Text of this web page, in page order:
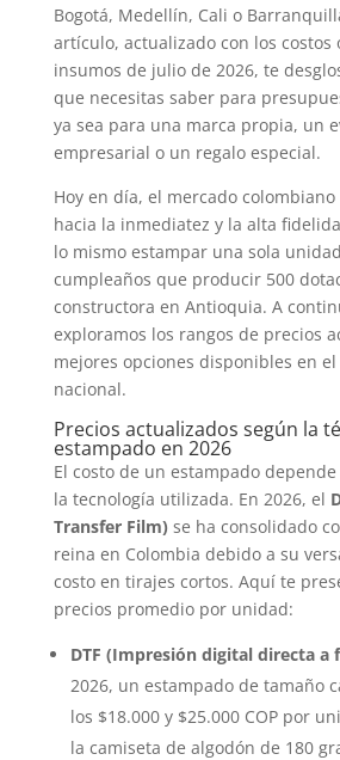
Bogotá, Medellín, Cali o
artículo, actualizado con los costos
insumos de julio de 2026, te
que necesitas saber para
ya sea para una marca propia, un
empresarial o un regalo especial.
Hoy en día, el mercado
hacia la inmediatez y la alta
lo mismo estampar una sola
cumpleaños que producir 500
constructora en Antioquia. A
exploramos los rangos de precios
mejores opciones disponibles en
nacional.
Precios actualizados según la
estampado en 2026
El costo de un estampado
la tecnología utilizada. En 2026, el
Transfer Film) se ha consolidado
reina en Colombia debido a su
costo en tirajes cortos. Aquí te
precios promedio por unidad:
DTF (Impresión digital directa a
2026, un estampado de tamaño
los $18.000 y $25.000 COP por
la camiseta de algodón de 180